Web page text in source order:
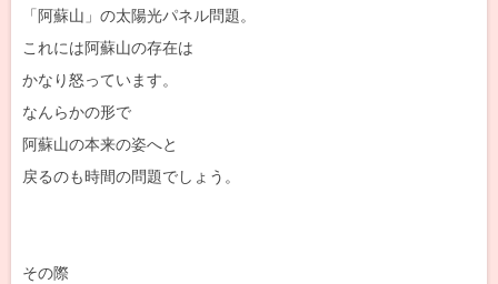
「阿蘇山」の太陽光パネル問題。
これには阿蘇山の存在は
かなり怒っています。
なんらかの形で
阿蘇山の本来の姿へと
戻るのも時間の問題でしょう。
その際